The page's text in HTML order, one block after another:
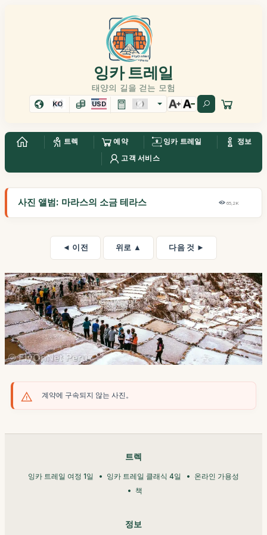
잉카 트레일
태양의 길을 걷는 모험
KO USD
트렉 예약 잉카 트레일
정보
고객 서비스
사진 앨범: 마라스의 소금 테라스 65,2K
◄ 이전 위로 ▲ 다음 것 ►
계약에 구속되지 않는 사진。
트렉
잉카 트레일 여정 1일 잉카 트레일 클래식 4일
온라인 가용성
책
정보